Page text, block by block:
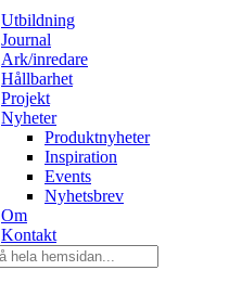
Utbildning
Journal
Ark/inredare
Hållbarhet
Projekt
Nyheter
Produktnyheter
Inspiration
Events
Nyhetsbrev
Om
Kontakt